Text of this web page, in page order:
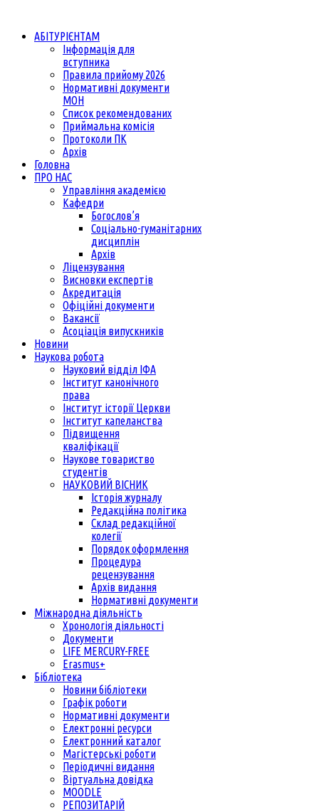
АБІТУРІЄНТАМ
Інформація для
вступника
Правила прийому 2026
Нормативні документи
МОН
Список рекомендованих
Приймальна комісія
Протоколи ПК
Архів
Головна
ПРО НАС
Управління академією
Кафедри
Богослов’я
Соціально-гуманітарних
дисциплін
Архів
Ліцензування
Висновки експертів
Акредитація
Офіційні документи
Вакансії
Асоціація випускників
Новини
Наукова робота
Науковий відділ ІФА
Інститут канонічного
права
Інститут історії Церкви
Інститут капеланства
Підвищення
кваліфікації
Наукове товариство
студентів
НАУКОВИЙ ВІСНИК
Історія журналу
Редакційна політика
Склад редакційної
колегії
Порядок оформлення
Процедура
рецензування
Архів видання
Нормативні документи
Міжнародна діяльність
Хронологія діяльності
Документи
LIFE MERCURY-FREE
Erasmus+
Бібліотека
Новини бібліотеки
Графік роботи
Нормативні документи
Електронні ресурси
Електронний каталог
Магістерські роботи
Періодичні видання
Віртуальна довідка
MOODLE
РЕПОЗИТАРІЙ